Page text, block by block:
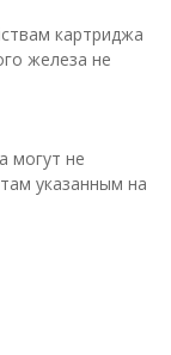
картриджа
железа не
могут не
указанным на